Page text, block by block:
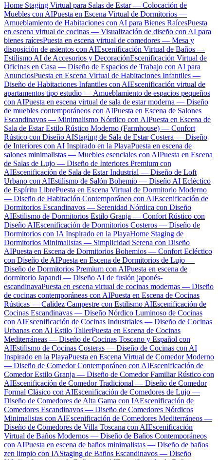
Home Staging Virtual para Salas de Estar — Colocación de
Muebles con AIPuesta en Escena Virtual de Dormitorios —
Amueblamiento de Habitaciones con AI para Bienes RaícesPuesta
en escena virtual de cocinas — Visualización de diseño con AI para
bienes raícesPuesta en escena virtual de comedores — Mesa y
disposición de asientos con AIEscenificación Virtual de Baños —
Estilismo AI de Accesorios y DecoraciónEscenificación Virtual de
Oficinas en Casa — Diseño de Espacios de Trabajo con AI para
AnunciosPuesta en Escena Virtual de Habitaciones Infantiles —
Diseño de Habitaciones Infantiles con AIEscenificación virtual de
apartamentos tipo estudio — Amueblamiento de espacios pequeños
con AIPuesta en escena virtual de sala de estar moderna — Diseño
de muebles contemporáneos con AIPuesta en Escena de Salones
Escandinavos — Minimalismo Nórdico con AIPuesta en Escena de
Sala de Estar Estilo Rústico Moderno (Farmhouse) — Confort
Rústico con Diseño AIStaging de Sala de Estar Costera — Diseño
de Interiores con AI Inspirado en la PlayaPuesta en escena de
salones minimalistas — Muebles esenciales con AIPuesta en Escena
de Salas de Lujo — Diseño de Interiores Premium con
AIEscenificación de Sala de Estar Industrial — Diseño de Loft
Urbano con AIEstilismo de Salón Bohemio — Diseño AI Ecléctico
de Espíritu LibrePuesta en Escena Virtual de Dormitorio Moderno
— Diseño de Habitación Contemporáneo con AIEscenificación de
Dormitorios Escandinavos — Serenidad Nórdica con Diseño
AIEstilismo de Dormitorios Estilo Granja — Confort Rústico con
Diseño AIEscenificación de Dormitorios Costeros — Diseño de
Dormitorios con IA Inspirado en la PlayaHome Staging de
Dormitorios Minimalistas — Simplicidad Serena con Diseño
AIPuesta en Escena de Dormitorios Bohemios — Confort Ecléctico
con Diseño de AIPuesta en Escena de Dormitorios de Lujo —
Diseño de Dormitorios Premium con AIPuesta en escena de
dormitorio Japandi — Diseño AI de fusión japonés-
escandinavaPuesta en escena virtual de cocinas modernas — Diseño
de cocinas contemporáneas con AIPuesta en Escena de Cocinas
Rústicas — Calidez Campestre con Estilismo AIEscenificación de
Cocinas Escandinavas — Diseño Nórdico Luminoso de Cocinas
con AIEscenificación de Cocinas Industriales — Diseño de Cocinas
Urbanas con AI Estilo TallerPuesta en Escena de Cocinas
Mediterráneas — Diseño de Cocinas Toscano y Español con
AIEstilismo de Cocinas Costeras — Diseño de Cocinas con AI
Inspirado en la PlayaPuesta en Escena Virtual de Comedor Moderno
— Diseño de Comedor Contemporáneo con AIEscenificación de
Comedor Estilo Granja — Diseño de Comedor Familiar Rústico con
AIEscenificación de Comedor Tradicional — Diseño de Comedor
Formal Clásico con AIEscenificación de Comedores de Lujo —
Diseño de Comedores de Alta Gama con IAEscenificación de
Comedores Escandinavos — Diseño de Comedores Nórdicos
Minimalistas con AIEscenificación de Comedores Mediterráneos —
Diseño de Comedores de Villa Toscana con AIEscenificación
Virtual de Baños Modernos — Diseño de Baños Contemporáneos
con AIPuesta en escena de baños minimalistas — Diseño de baños
zen limpio con IAStaging de Baños Escandinavos — Diseño